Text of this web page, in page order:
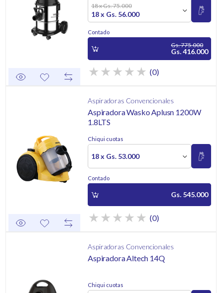
18 x Gs. 75.000
18 x Gs. 56.000
Contado
Gs. 775.000
Gs. 416.000
(0)
Aspiradoras Convencionales
Aspiradora Wasko Aplusn 1200W
1.8LTS
Chiqui cuotas
18 x Gs. 53.000
Contado
Gs. 545.000
(0)
Aspiradoras Convencionales
Aspiradora Altech 14Q
Chiqui cuotas